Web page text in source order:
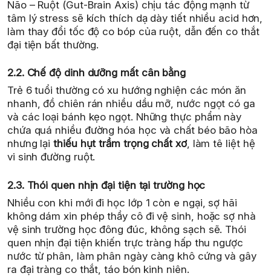
Não – Ruột (Gut-Brain Axis) chịu tác động mạnh từ
tâm lý stress sẽ kích thích dạ dày tiết nhiều acid hơn,
làm thay đổi tốc độ co bóp của ruột, dẫn đến co thắt
đại tiện bất thường.
2.2. Chế độ dinh dưỡng mất cân bằng
Trẻ 6 tuổi thường có xu hướng nghiện các món ăn
nhanh, đồ chiên rán nhiều dầu mỡ, nước ngọt có ga
và các loại bánh kẹo ngọt. Những thực phẩm này
chứa quá nhiều đường hóa học và chất béo bão hòa
nhưng lạithiếu hụt trầm trọng chất xơ, làm tê liệt hệ
vi sinh đường ruột.
2.3. Thói quen nhịn đại tiện tại trường học
Nhiều con khi mới đi học lớp 1 còn e ngại, sợ hãi
không dám xin phép thầy cô đi vệ sinh, hoặc sợ nhà
vệ sinh trường học đông đúc, không sạch sẽ. Thói
quen nhịn đại tiện khiến trực tràng hấp thu ngược
nước từ phân, làm phân ngày càng khô cứng và gây
ra đại tràng co thắt, táo bón kinh niên.